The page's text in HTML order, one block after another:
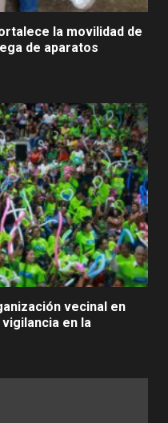
la movilidad de
de aparatos
vecinal en
en la